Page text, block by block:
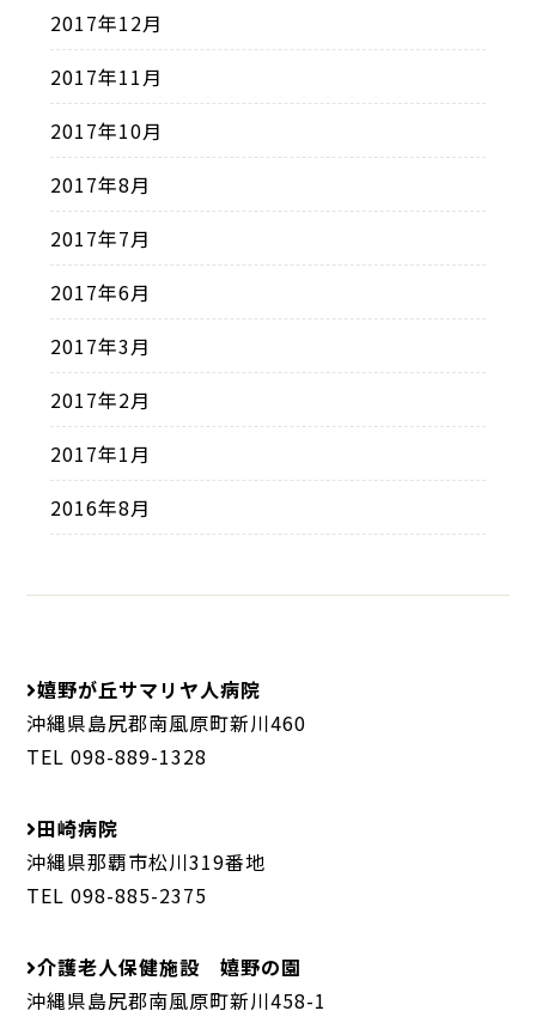
2017年12月
2017年11月
2017年10月
2017年8月
2017年7月
2017年6月
2017年3月
2017年2月
2017年1月
2016年8月
嬉野が丘サマリヤ人病院
沖縄県島尻郡南風原町新川460
TEL 098-889-1328
田崎病院
沖縄県那覇市松川319番地
TEL 098-885-2375
介護老人保健施設 嬉野の園
沖縄県島尻郡南風原町新川458-1